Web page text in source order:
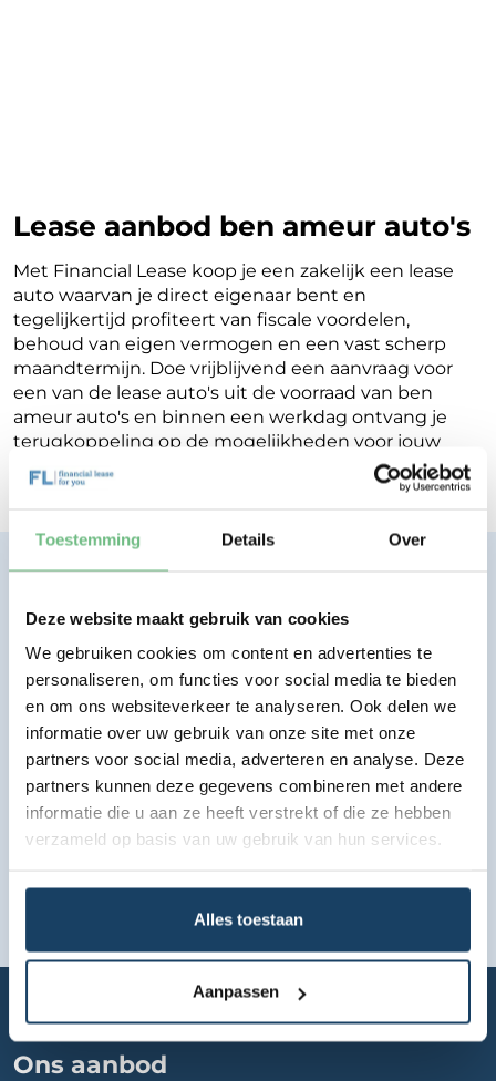
Toestemming Details Over
Deze website maakt gebruik van cookies
We gebruiken cookies om content en advertenties te
personaliseren, om functies voor social media te bieden
en om ons websiteverkeer te analyseren. Ook delen we
informatie over uw gebruik van onze site met onze
partners voor social media, adverteren en analyse. Deze
partners kunnen deze gegevens combineren met andere
informatie die u aan ze heeft verstrekt of die ze hebben
verzameld op basis van uw gebruik van hun services.
Alles toestaan
Aanpassen
Lease aanbod ben ameur auto's
Met Financial Lease koop je een zakelijk een lease
auto waarvan je direct eigenaar bent en
tegelijkertijd profiteert van fiscale voordelen,
behoud van eigen vermogen en een vast scherp
maandtermijn. Doe vrijblijvend een aanvraag voor
een van de lease auto's uit de voorraad van ben
ameur auto's en binnen een werkdag ontvang je
terugkoppeling op de mogelijkheden voor jouw
Financial Lease.
Eenvoudig, transparant, vertrouwd.
Bekijk lease aanbod
Ons aanbod